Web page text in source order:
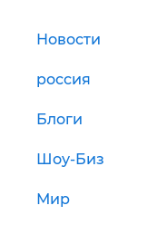
Новости
россия
Блоги
Шоу-Биз
Мир